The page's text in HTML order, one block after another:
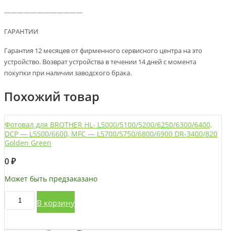
————————————
ГАРАНТИИ
Гарантия 12 месяцев от фирменного сервисного центра на это
устройство. Возврат устройства в течении 14 дней с момента
покупки при наличии заводского брака.
Похожий товар
Фотовал для BROTHER HL- L5000/5100/5200/6250/6300/6400,
DCP — L5500/6600, MFC — L5700/5750/6800/6900 DR-3400/820
Golden Green
0₽
Может быть предзаказано
товара
В корзину